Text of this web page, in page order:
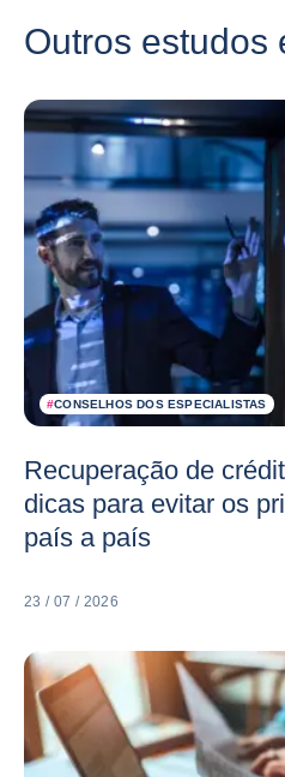
Outros estudos
#CONSELHOS DOS ESPECIALISTAS
Recuperação de
dicas para evitar os
país a país
23 / 07 / 2026